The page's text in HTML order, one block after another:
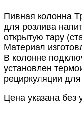
Пивная колонна
для розлива
открытую тару
Материал
В колонне
установлен
рециркуляции
Цена указана без